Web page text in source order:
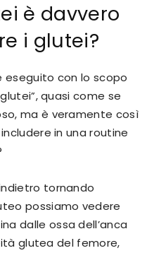
è davvero
i glutei?
eseguito con lo scopo
quasi come se
ma è veramente così
in una routine
tornando
possiamo vedere
dalle ossa dell’anca
glutea del femore,